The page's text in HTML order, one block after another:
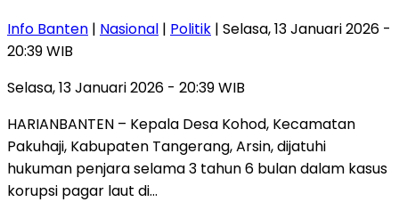
Info Banten | Nasional | Politik | Selasa, 13 Januari 2026 -
20:39 WIB
Selasa, 13 Januari 2026 - 20:39 WIB
HARIANBANTEN – Kepala Desa Kohod, Kecamatan
Pakuhaji, Kabupaten Tangerang, Arsin, dijatuhi
hukuman penjara selama 3 tahun 6 bulan dalam kasus
korupsi pagar laut di…